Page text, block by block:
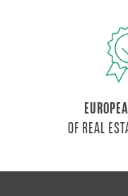
OF REAL